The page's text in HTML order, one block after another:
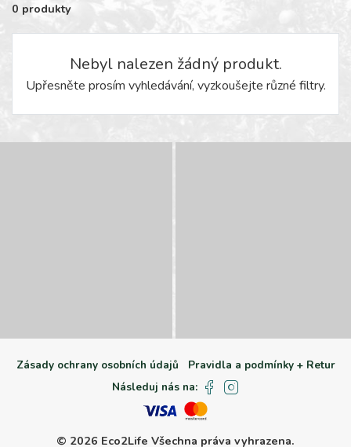
0 produkty
Nebyl nalezen žádný produkt.
Upřesněte prosím vyhledávání, vyzkoušejte různé filtry.
Zásady ochrany osobních údajů
Pravidla a podmínky + Retur
Následuj nás na:
© 2026 Eco2Life Všechna práva vyhrazena.